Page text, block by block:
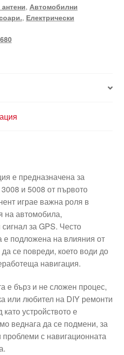
, Автомобилни
, Електрически
е предназначена за
и 5008 от първото
играе важна роля в
на автомобила,
за GPS. Често
е подложена на влияния от
се повреди, което води до
навигация.
е бърз и не сложен процес,
или любител на DIY ремонти
устройството е
веднага да се подмени, за
проблеми с навигационната